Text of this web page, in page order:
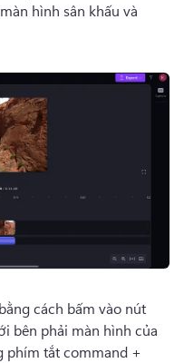
hình sân khấu và
cách bấm vào nút
bên phải màn hình của
phím tắt command +